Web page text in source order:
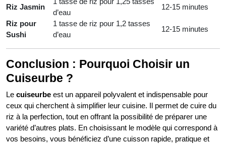
Riz Jasmin
d’eau
12-15 minutes
Riz pour
Sushi
1 tasse de riz pour 1,2 tasses
d’eau
12-15 minutes
Conclusion : Pourquoi Choisir un
Cuiseurbe ?
Le cuiseurbe est un appareil polyvalent et indispensable pour
ceux qui cherchent à simplifier leur cuisine. Il permet de cuire du
riz à la perfection, tout en offrant la possibilité de préparer une
variété d’autres plats. En choisissant le modèle qui correspond à
vos besoins, vous bénéficiez d’une cuisson rapide, pratique et